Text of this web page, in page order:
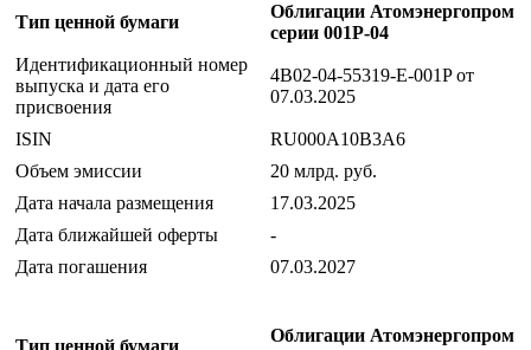
Тип ценной бумаги
Облигации Атомэнергопром
серии 001P-04
Идентификационный номер
выпуска и дата его
присвоения
4B02-04-55319-E-001P от
07.03.2025
ISIN
RU000A10B3A6
Объем эмиссии
20 млрд. руб.
Дата начала размещения
17.03.2025
Дата ближайшей оферты
-
Дата погашения
07.03.2027
Облигации Атомэнергопром